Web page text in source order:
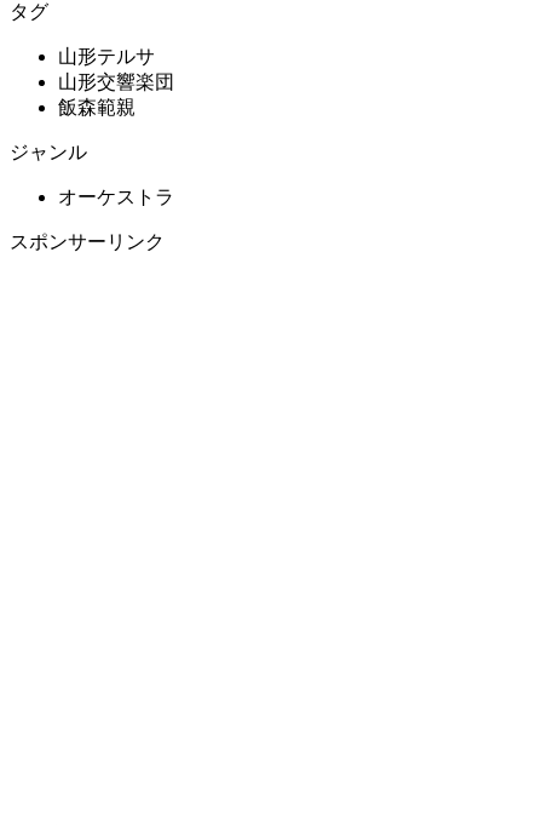
タグ
山形テルサ
山形交響楽団
飯森範親
ジャンル
オーケストラ
スポンサーリンク